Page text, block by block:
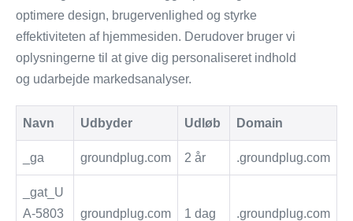
optimere design, brugervenlighed og styrke
effektiviteten af hjemmesiden. Derudover bruger vi
oplysningerne til at give dig personaliseret indhold
og udarbejde markedsanalyser.
Navn Udbyder Udløb Domain
_ga groundplug.com 2 år .groundplug.com
_gat_U
A-5803
groundplug.com 1 dag .groundplug.com